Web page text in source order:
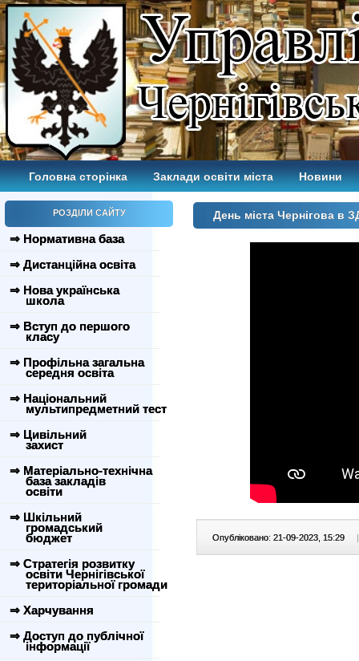
Головна сторінка Заклади освіти міста Новини
РОЗДІЛИ САЙТУ
⇒ Нормативна база
⇒ Дистанційна освіта
⇒ Нова українська
школа
⇒ Вступ до першого
класу
⇒ Профільна загальна
середня освіта
⇒ Національний
мультипредметний тест
⇒ Цивільний
захист
⇒ Матеріально-технічна
база закладів
освіти
⇒ Шкільний
громадський
бюджет
⇒ Стратегія розвитку
освіти Чернігівської
територіальної громади
⇒ Харчування
⇒ Доступ до публічної
інформації
День міста Чернігова в
Опубліковано: 21-09-2023, 15:29 |